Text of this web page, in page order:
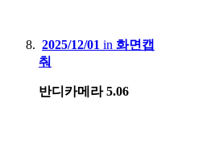
2025/12/01 in 화면캡
춰
반디카메라 5.06